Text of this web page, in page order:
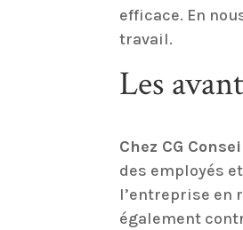
efficace. En
travail.
Les
Chez CG
des employés
l’entreprise en
également